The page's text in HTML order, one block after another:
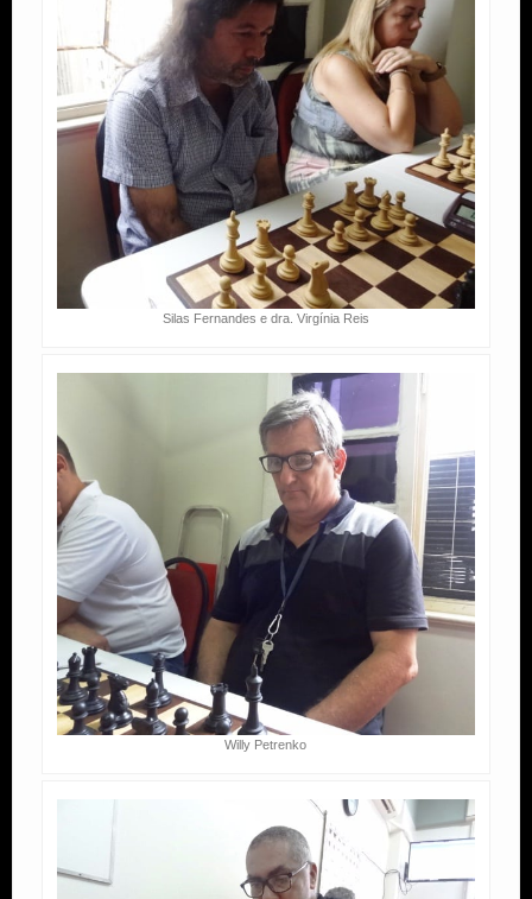
Silas Fernandes e dra. Virgínia Reis
Willy Petrenko